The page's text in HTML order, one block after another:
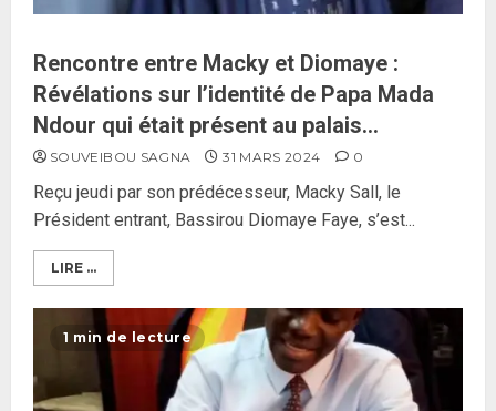
Rencontre entre Macky et Diomaye :
Révélations sur l’identité de Papa Mada
Ndour qui était présent au palais…
SOUVEIBOU SAGNA 31 MARS 2024 0
Reçu jeudi par son prédécesseur, Macky Sall, le
Président entrant, Bassirou Diomaye Faye, s’est...
LIRE ...
1 min de lecture